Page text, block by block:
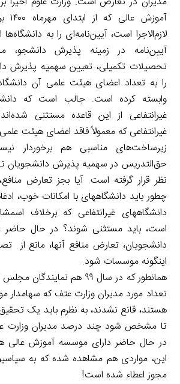
لازم‌الاجرا است، آیین‌نامه‌ای را به
آیین‌نامه در زمینه پذیرش
تحصیلات تکمیلی، تعیین سهمیه پذیرش
را به تعداد اعضای هیئت علمی آن
وابسته کرده است. جالب است که
غیرانتفاعی از این قاعده مستثنی
غیرانتفاعی که معمولاً فاقد اعضای هیئت
زیرساخت‌های مناسبی هم برخوردار
حق‌التدریس در سهمیه پذیرش دانشجویان
نظر قرار گرفته است. آیا بجز تعارض
چطور باید دانشگاه­های با امکانات خوب،
دانشگاه­های غیرانتفاعی که برخلاف
است، باید مستثنی شوند؟ در حال حاضر
دانشجویان، تعارض منافع آنها، مانع از
اینگونه موسسات شود.
همانطور که در سال ۹۹ هم
تعداد مورد مدیران وزارت عتف که
هستند، قانع نشدند، به نظرم باید یک
تا مشخص شود چند درصد مدیران وزارت
در حال حاضر دارای موسسه آموزش عالی
این، مواردی هم مشاهده شده که به
مجوز اعطاء شده است!